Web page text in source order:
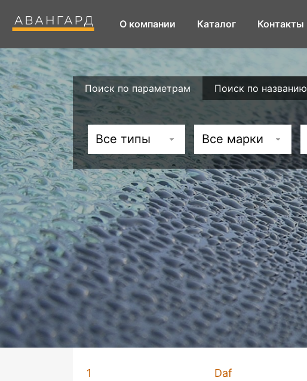
О компании Каталог Контакты
Поиск по параметрам Поиск по названию
Все типы Все марки
1
Daf